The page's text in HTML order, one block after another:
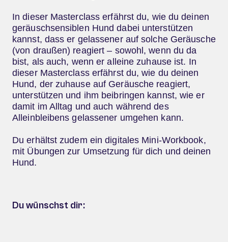
In dieser Masterclass erfährst du, wie du deinen
geräuschsensiblen Hund dabei unterstützen
kannst, dass er gelassener auf solche Geräusche
(von draußen) reagiert – sowohl, wenn du da
bist, als auch, wenn er alleine zuhause ist. In
dieser Masterclass erfährst du, wie du deinen
Hund, der zuhause auf Geräusche reagiert,
unterstützen und ihm beibringen kannst, wie er
damit im Alltag und auch während des
Alleinbleibens gelassener umgehen kann.
Du erhältst zudem ein digitales Mini-Workbook,
mit Übungen zur Umsetzung für dich und deinen
Hund.
Du wünschst dir:​